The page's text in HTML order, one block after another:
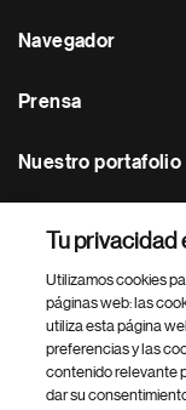
Navegador
Prensa
Nuestro portafolio
Footer Site Search
Tu privacidad
Utilizamos cookies
páginas web: las
utiliza esta página
preferencias y las
contenido relevante
dar su